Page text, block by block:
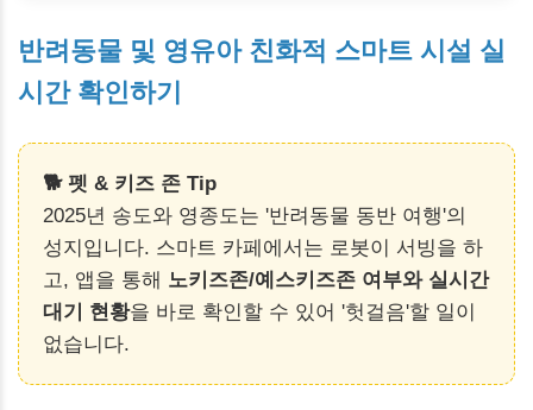
반려동물 및 영유아 친화적 스마트 시설 실
시간 확인하기
🐕 펫 & 키즈 존 Tip
2025년 송도와 영종도는 '반려동물 동반 여행'의
성지입니다. 스마트 카페에서는 로봇이 서빙을 하
고, 앱을 통해 노키즈존/예스키즈존 여부와 실시간
대기 현황을 바로 확인할 수 있어 '헛걸음'할 일이
없습니다.